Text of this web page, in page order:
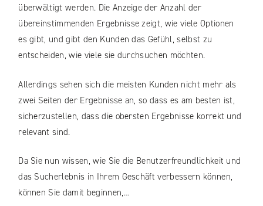
überwältigt werden. Die Anzeige der Anzahl der
übereinstimmenden Ergebnisse zeigt, wie viele Optionen
es gibt, und gibt den Kunden das Gefühl, selbst zu
entscheiden, wie viele sie durchsuchen möchten.
Allerdings sehen sich die meisten Kunden nicht mehr als
zwei Seiten der Ergebnisse an, so dass es am besten ist,
sicherzustellen, dass die obersten Ergebnisse korrekt und
relevant sind.
Da Sie nun wissen, wie Sie die Benutzerfreundlichkeit und
das Sucherlebnis in Ihrem Geschäft verbessern können,
können Sie damit beginnen,…